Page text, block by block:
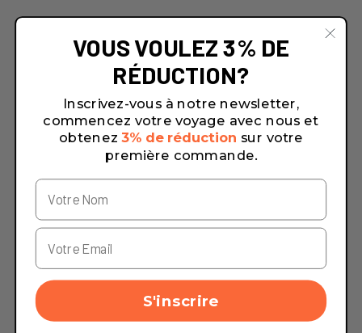
VOUS VOULEZ 3% DE
RÉDUCTION?
Inscrivez-vous à notre newsletter,
commencez votre voyage avec nous et
obtenez 3% de réduction sur votre
première commande.
S'inscrire